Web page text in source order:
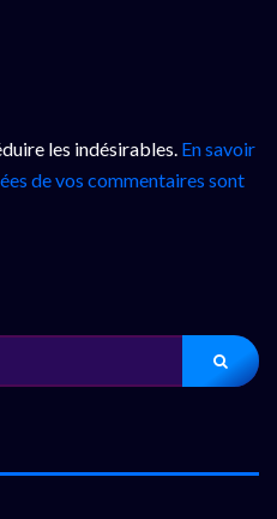
les indésirables. En savoir
de vos commentaires sont